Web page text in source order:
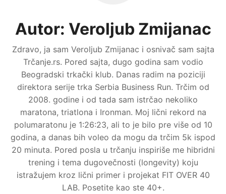
Autor: Veroljub Zmijanac
Zdravo, ja sam Veroljub Zmijanac i osnivač sam sajta
Trčanje.rs. Pored sajta, dugo godina sam vodio
Beogradski trkački klub. Danas radim na poziciji
direktora serije trka Serbia Business Run. Trčim od
2008. godine i od tada sam istrčao nekoliko
maratona, triatlona i Ironman. Moj lični rekord na
polumaratonu je 1:26:23, ali to je bilo pre više od 10
godina, a danas bih voleo da mogu da trčim 5k ispod
20 minuta. Pored posla u trčanju inspiriše me hibridni
trening i tema dugovečnosti (longevity) koju
istražujem kroz lični primer i projekat FIT OVER 40
LAB. Posetite kao ste 40+.